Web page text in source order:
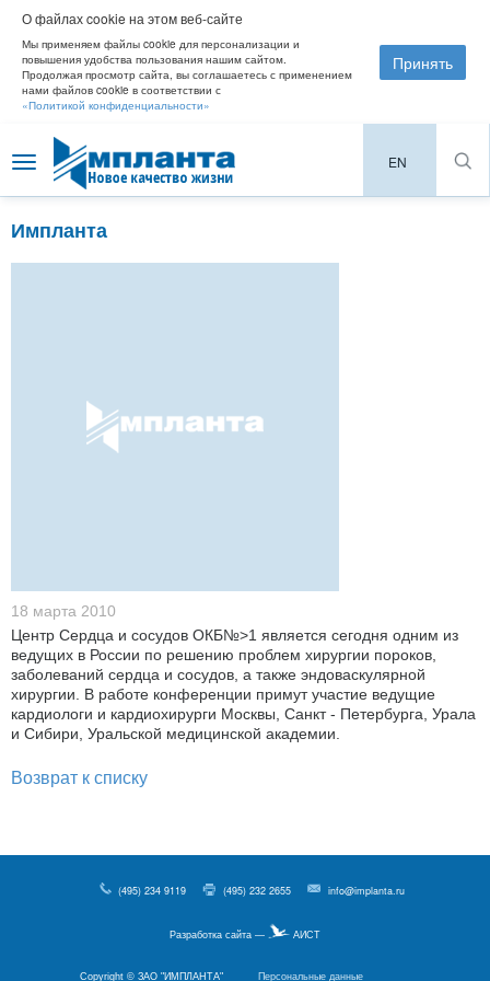
О файлах cookie на этом веб-сайте
Мы применяем файлы cookie для персонализации и
повышения удобства пользования нашим сайтом.
Продолжая просмотр сайта, вы соглашаетесь с применением
нами файлов cookie в соответствии с
«Политикой конфиденциальности»
Принять
Toggle
navigation
EN
Импланта
18 марта 2010
Центр Сердца и сосудов ОКБ№>1 является сегодня одним из
ведущих в России по решению проблем хирургии пороков,
заболеваний сердца и сосудов, а также эндоваскулярной
хирургии. В работе конференции примут участие ведущие
кардиологи и кардиохирурги Москвы, Санкт - Петербурга, Урала
и Сибири, Уральской медицинской академии.
Возврат к списку
(495) 234 9119 (495) 232 2655 info@implanta.ru
Разработка сайта — АИСТ
Copyright © ЗАО "ИМПЛАНТА" Персональные данные